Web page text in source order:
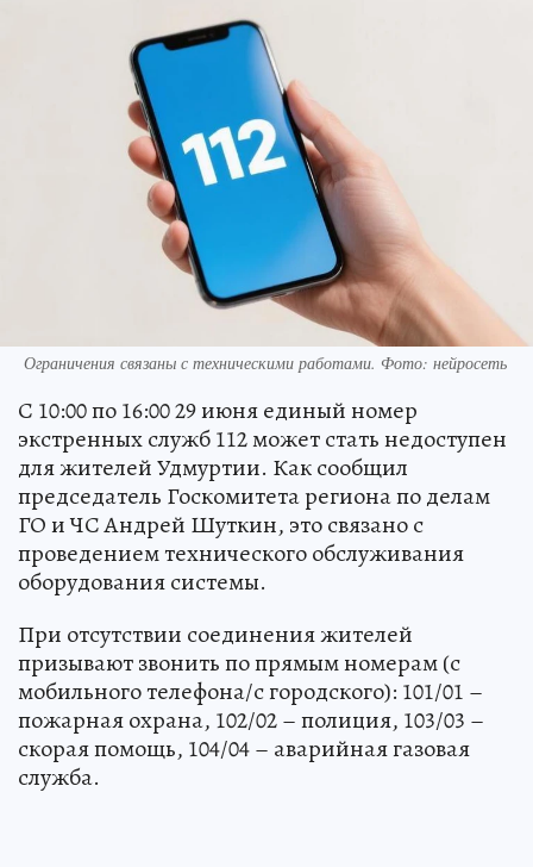
Ограничения связаны с техническими работами. Фото: нейросеть
С 10:00 по 16:00 29 июня единый номер
экстренных служб 112 может стать недоступен
для жителей Удмуртии. Как сообщил
председатель Госкомитета региона по делам
ГО и ЧС Андрей Шуткин, это связано с
проведением технического обслуживания
оборудования системы.
При отсутствии соединения жителей
призывают звонить по прямым номерам (с
мобильного телефона/с городского): 101/01 –
пожарная охрана, 102/02 – полиция, 103/03 –
скорая помощь, 104/04 – аварийная газовая
служба.